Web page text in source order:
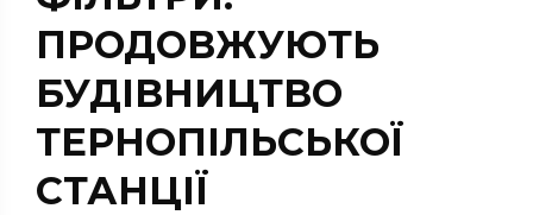
ПРОДОВЖУЮТЬ
БУДІВНИЦТВО
ТЕРНОПІЛЬСЬКОЇ
СТАНЦІЇ